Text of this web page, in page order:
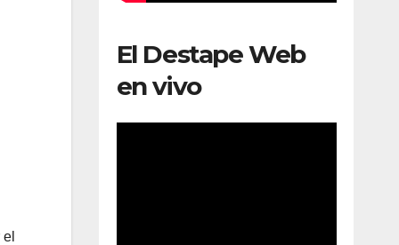
El Destape Web
en vivo